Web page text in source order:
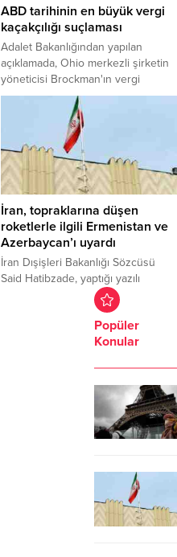
olduğunu fark etti. Dondurucudan
çıkarılıp yeniden hastaneye
kaldırılan adam tüm müdahalelere
rağmen bugün hayatını kaybetti.
Salem...
ABD tarihinin en büyük vergi
kaçakçılığı suçlaması
Adalet Bakanlığından yapılan
açıklamada, Ohio merkezli şirketin
yöneticisi Brockman'ın vergi
kaçırma, banka dolandırıcılığı ve
kara para aklama gibi suçlamalarla
karşı karşıya olduğu kaydedildi.
İran, topraklarına düşen
roketlerle ilgili Ermenistan ve
Azerbaycan’ı uyardı
İran Dışişleri Bakanlığı Sözcüsü
Said Hatibzade, yaptığı yazılı
açıklamada, Azerbaycan-
Ermenistan sınırındaki Doğu
Azerbaycan eyaletine bağlı
Hüdaaferin ilçesindeki iki köye 10
Popüler
Konular